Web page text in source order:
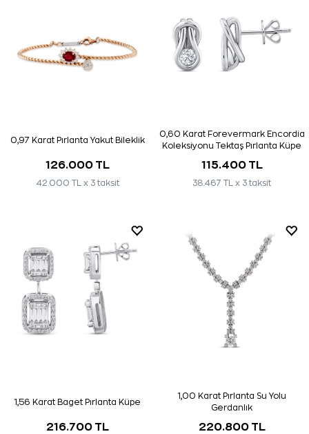
0,97 Karat Pırlanta Yakut Bileklik
126.000 TL
42.000 TL x 3 taksit
0,60 Karat Forevermark Encordia
Koleksiyonu Tektaş Pırlanta Küpe
115.400 TL
38.467 TL x 3 taksit
1,56 Karat Baget Pırlanta Küpe
216.700 TL
1,00 Karat Pırlanta Su Yolu
Gerdanlık
220.800 TL